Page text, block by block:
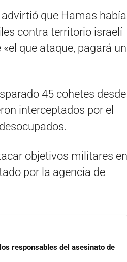
que Hamas había
contra territorio israelí
que ataque, pagará un
45 cohetes desde
interceptados por el
objetivos militares en
por la agencia de
responsables del asesinato de